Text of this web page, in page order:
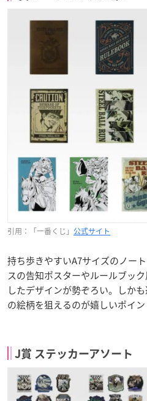
引用：「一番くじ」 公式サイト
持ち歩きやすいA7サイズのノー
スの告知ポスターやルールブッ
したデザインが勢ぞろい。しか
の絵柄を狙えるのが嬉しいポイン
J賞 ステッカーアソート